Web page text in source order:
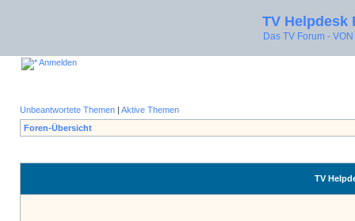
TV Helpdesk
Das TV Forum -
Anmelden
Unbeantwortete Themen | Aktive Themen
Foren-Übersicht
TV